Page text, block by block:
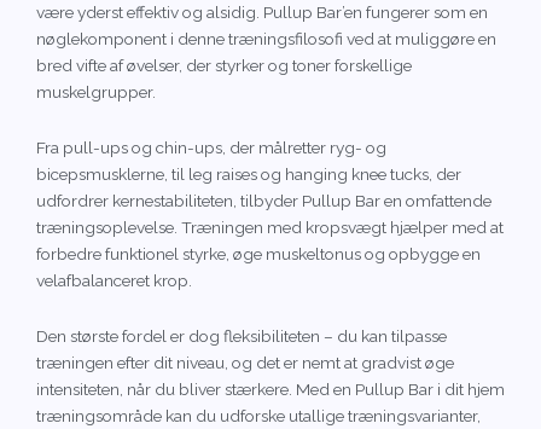
være yderst effektiv og alsidig. Pullup Bar’en fungerer som en
nøglekomponent i denne træningsfilosofi ved at muliggøre en
bred vifte af øvelser, der styrker og toner forskellige
muskelgrupper.
Fra pull-ups og chin-ups, der målretter ryg- og
bicepsmusklerne, til leg raises og hanging knee tucks, der
udfordrer kernestabiliteten, tilbyder Pullup Bar en omfattende
træningsoplevelse. Træningen med kropsvægt hjælper med at
forbedre funktionel styrke, øge muskeltonus og opbygge en
velafbalanceret krop.
Den største fordel er dog fleksibiliteten – du kan tilpasse
træningen efter dit niveau, og det er nemt at gradvist øge
intensiteten, når du bliver stærkere. Med en Pullup Bar i dit hjem
træningsområde kan du udforske utallige træningsvarianter,